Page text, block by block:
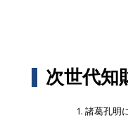
次世代知
諸葛孔明